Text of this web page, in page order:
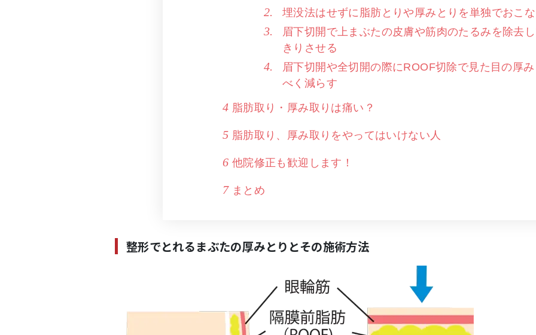
埋没法はせずに脂肪とりや厚みとりを単独でおこ
眉下切開で上まぶたの皮膚や筋肉のたるみを除去
きりさせる
眉下切開や全切開の際にROOF切除で見た目の厚
べく減らす
4 脂肪取り・厚み取りは痛い？
5 脂肪取り、厚み取りをやってはいけない人
6 他院修正も歓迎します！
7まとめ
整形でとれるまぶたの厚みとりとその施術方法